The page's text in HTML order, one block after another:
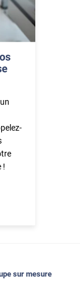
!
sur mesure